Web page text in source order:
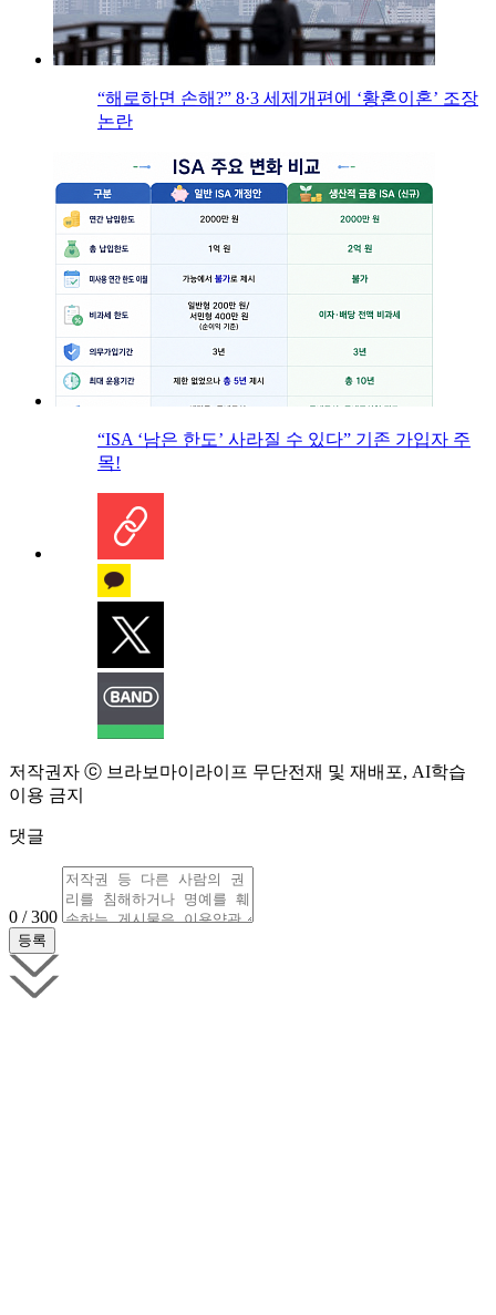
“해로하면 손해?” 8·3 세제개편에 ‘황혼이혼’ 조장
논란
“ISA ‘남은 한도’ 사라질 수 있다” 기존 가입자 주
목!
저작권자 ⓒ 브라보마이라이프 무단전재 및 재배포, AI학습
이용 금지
댓글
0 / 300